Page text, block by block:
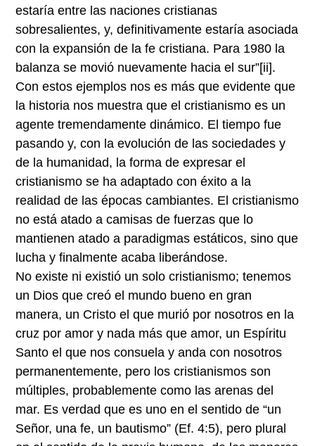
estaría entre las naciones cristianas
sobresalientes, y, definitivamente estaría asociada
con la expansión de la fe cristiana. Para 1980 la
balanza se movió nuevamente hacia el sur”[ii].
Con estos ejemplos nos es más que evidente que
la historia nos muestra que el cristianismo es un
agente tremendamente dinámico. El tiempo fue
pasando y, con la evolución de las sociedades y
de la humanidad, la forma de expresar el
cristianismo se ha adaptado con éxito a la
realidad de las épocas cambiantes. El cristianismo
no está atado a camisas de fuerzas que lo
mantienen atado a paradigmas estáticos, sino que
lucha y finalmente acaba liberándose.
No existe ni existió un solo cristianismo; tenemos
un Dios que creó el mundo bueno en gran
manera, un Cristo el que murió por nosotros en la
cruz por amor y nada más que amor, un Espíritu
Santo el que nos consuela y anda con nosotros
permanentemente, pero los cristianismos son
múltiples, probablemente como las arenas del
mar. Es verdad que es uno en el sentido de “un
Señor, una fe, un bautismo” (Ef. 4:5), pero plural